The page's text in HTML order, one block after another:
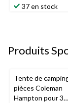
37 en stock
Produits
Tente de
pièces Coleman
Hampton pour 3